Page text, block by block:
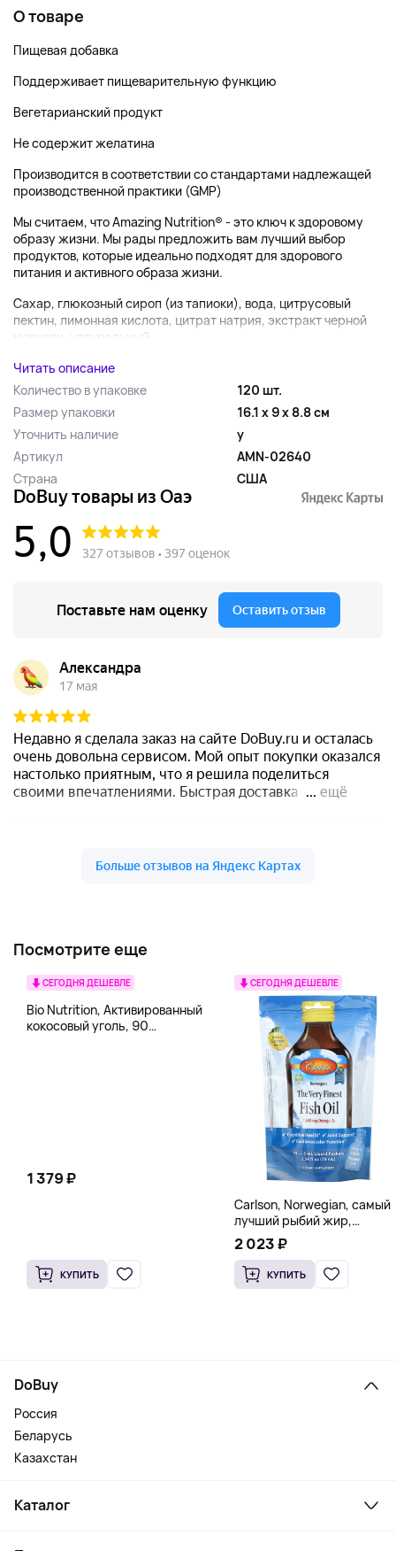
О товаре
Пищевая добавка
Поддерживает пищеварительную функцию
Вегетарианский продукт
Не содержит желатина
Производится в соответствии со стандартами надлежащей
производственной практики (GMP)
Мы считаем, что Amazing Nutrition® - это ключ к здоровому
образу жизни. Мы рады предложить вам лучший выбор
продуктов, которые идеально подходят для здорового
питания и активного образа жизни.
Сахар, глюкозный сироп (из тапиоки), вода, цитрусовый
пектин, лимонная кислота, цитрат натрия, экстракт черной
моркови, натуральный...
Читать описание
Количество в упаковке
120 шт.
Размер упаковки
16.1 x 9 x 8.8 см
Уточнить наличие
y
Артикул
AMN-02640
Страна
США
Посмотрите еще
СЕГОДНЯ ДЕШЕВЛЕ
Bio Nutrition, Активированный
кокосовый уголь, 90
1 379 ₽
КУПИТЬ
СЕГОДНЯ ДЕШЕВЛЕ
Carlson, Norwegian, самый
лучший рыбий жир,
натуральный лимон, 15
пакетиков (5 мл) каждый
2 023 ₽
КУПИТЬ
DoBuy
Россия
Беларусь
Казахстан
Каталог